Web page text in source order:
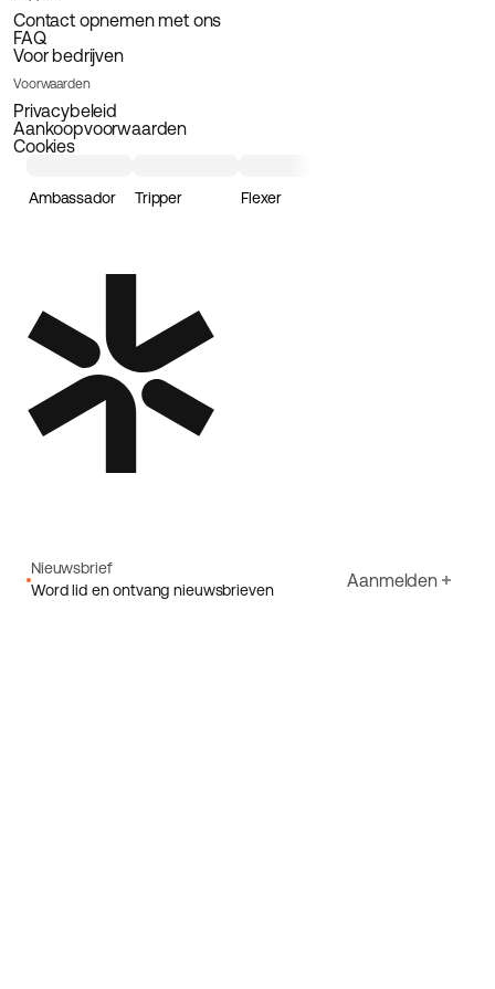
Contact opnemen met ons
FAQ
Voor bedrijven
Voorwaarden
Privacybeleid
Aankoopvoorwaarden
Cookies
Ambassador Tripper Flexer
Nieuwsbrief
Word lid en ontvang nieuwsbrieven
Aanmelden